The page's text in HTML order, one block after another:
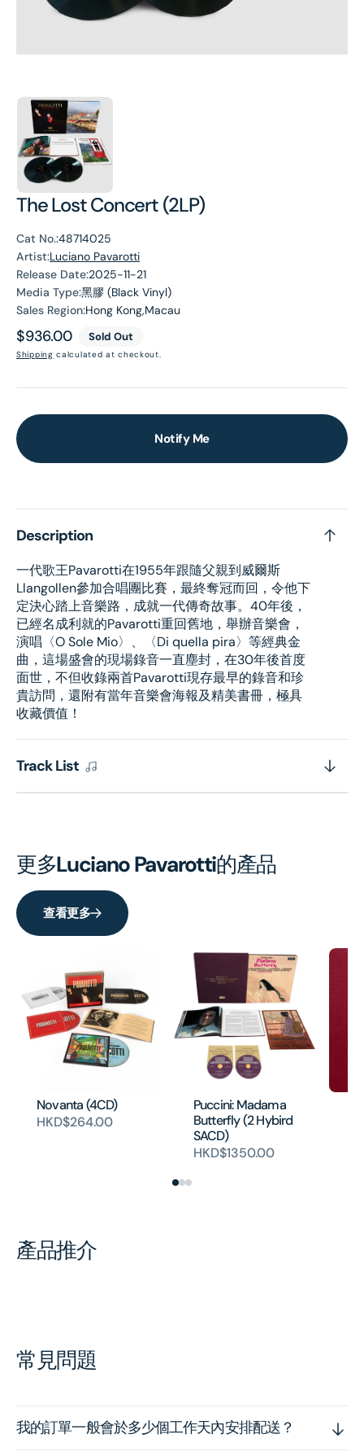
The Lost Concert (2LP)
Cat No.:48714025
Artist:Luciano Pavarotti
Release Date:2025-11-21
Media Type:黑膠 (Black Vinyl)
Sales Region:Hong Kong,Macau
Regular
price
$936.00 Sold Out
Shipping calculated at checkout.
Notify Me
Description
一代歌王Pavarotti在1955年跟隨父親到威爾斯
Llangollen參加合唱團比賽，最終奪冠而回，令他下
定決心踏上音樂路，成就一代傳奇故事。40年後，
已經名成利就的Pavarotti重回舊地，舉辦音樂會，
演唱〈O Sole Mio〉、〈Di quella pira〉等經典金
曲，這場盛會的現場錄音一直塵封，在30年後首度
面世，不但收錄兩首Pavarotti現存最早的錄音和珍
貴訪問，還附有當年音樂會海報及精美書冊，極具
收藏價值！
Track List
更多Luciano Pavarotti的產品
查看更多
Novanta (4CD)
HKD$264.00
Puccini: Madama
Butterfly (2 Hybird
SACD)
HKD$1350.00
產品推介
常見問題
我的訂單一般會於多少個工作天內安排配送？